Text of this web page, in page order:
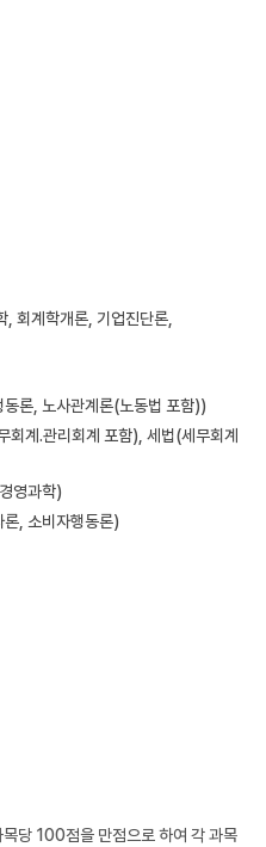
, 회계학개론, 기업진단론,
론, 노사관계론(노동법 포함))
계.관리회계 포함), 세법(세무회계
영과학)
, 소비자행동론)
당 100점을 만점으로 하여 각 과목